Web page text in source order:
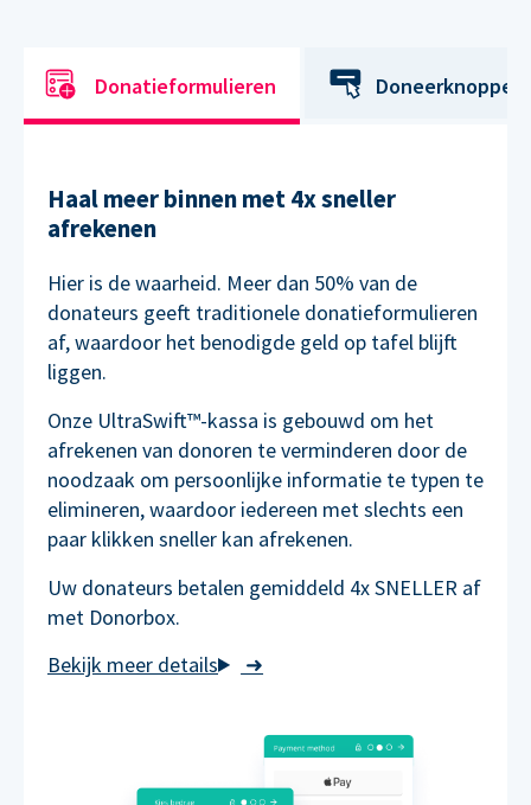
Donatieformulieren Doneerknoppen
Haal meer binnen met 4x sneller
afrekenen
➜
Hier is de waarheid. Meer dan 50% van de
donateurs geeft traditionele donatieformulieren
af, waardoor het benodigde geld op tafel blijft
liggen.
Onze UltraSwift™-kassa is gebouwd om het
afrekenen van donoren te verminderen door de
noodzaak om persoonlijke informatie te typen te
elimineren, waardoor iedereen met slechts een
paar klikken sneller kan afrekenen.
Uw donateurs betalen gemiddeld 4x SNELLER af
met Donorbox.